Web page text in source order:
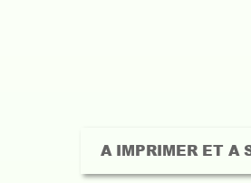
A IMPRIMER ET A